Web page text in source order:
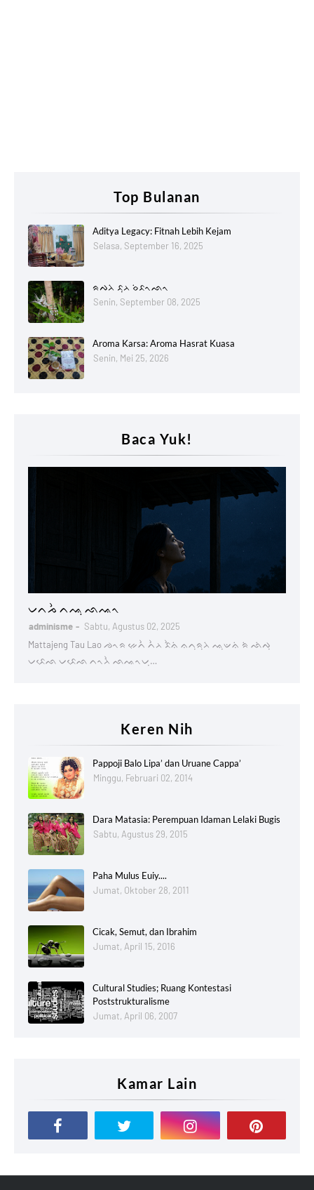
Top Bulanan
Aditya Legacy: Fitnah Lebih Kejam
Selasa, September 16, 2025
ᨑᨄᨂᨗ ᨅᨘᨂ ᨔᨗᨅᨚᨒᨚ
Senin, September 08, 2025
Aroma Karsa: Aroma Hasrat Kuasa
Senin, Mei 25, 2026
Baca Yuk!
ᨆᨈᨍᨛ ᨈᨕᨘ ᨒᨕᨚ
adminisme
Sabtu, Agustus 02, 2025
Mattajeng Tau Lao ᨌᨚᨑ ᨀᨙᨈᨛ ᨈᨛᨂ ᨅᨛᨊᨗ ᨊᨈᨘᨑᨘᨂᨗ ᨕᨘᨉᨊᨗ ᨑᨗ ᨒᨗᨄᨘ
ᨆᨅᨙᨒ ᨆᨅᨙᨒ ᨈᨚᨂᨛ ᨒᨕᨚᨆᨘ…
Keren Nih
Pappoji Balo Lipa’ dan Uruane Cappa’
Minggu, Februari 02, 2014
Dara Matasia: Perempuan Idaman Lelaki Bugis
Sabtu, Agustus 29, 2015
Paha Mulus Euiy....
Jumat, Oktober 28, 2011
Cicak, Semut, dan Ibrahim
Jumat, April 15, 2016
Cultural Studies; Ruang Kontestasi
Poststrukturalisme
Jumat, April 06, 2007
Kamar Lain